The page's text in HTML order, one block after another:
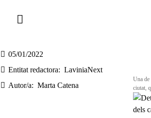
05/01/2022
Entitat redactora
LaviniaNext
Autor/a
Marta Catena
Una de
ciutat,